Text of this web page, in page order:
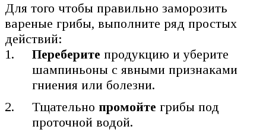
Для того чтобы правильно заморозить
вареные грибы, выполните ряд простых
действий:
Переберите продукцию и уберите
шампиньоны с явными признаками
гниения или болезни.
Тщательно промойте грибы под
проточной водой.